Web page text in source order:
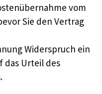
vom
Sie den Vertrag
Widerspruch ein
das Urteil des